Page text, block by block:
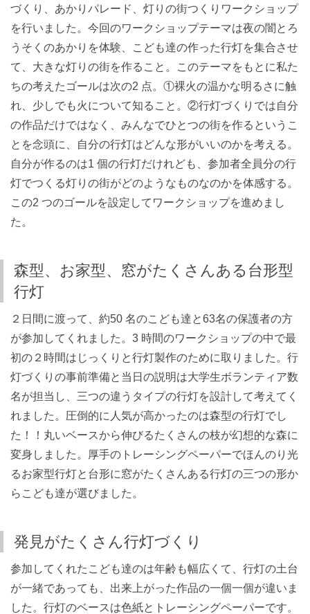
づくり、あかりパレード、灯りの街つくりワークショップ
を行いました。今回のワークショップテーマは夜の闇とろ
うそくのあかりを体験、こども達の作った行灯を集合させ
て、大きな灯りの街を作ること。このテーマをもとに私た
ちの考えたゴールは次の2 点。①裸火の温かな明るさに触
れ、少しでも火について知ること。②行灯づくりでは自分
の作品だけではなく、みんなでひとつの街を作るというこ
とを念頭に、自分の行灯はどんな形がいいのかを考える。
自分が作るのは1 個の行灯だけれども、参加者全員分の行
灯でつくる灯りの街がどのようなものなのかを体感する。
この2 つのゴールを設定してワークショップを進めまし
た。
森型、お家型、窓がたくさんある台形型
行灯
２日間に渡って、約50 名のこども達と63名の保護者の方
が参加してくれました。3 時間のワークショップの中で最
初の２時間はじっくりと行灯製作のために取りました。行
灯づくりの事前準備と当日の説明は大学生ボランティア数
名が担当し、三つの違うタイプの行灯を設計して考えてく
れました。圧倒的に人気が高かったのは森型の行灯でし
た！！丸いベースから伸びるたくさんの枝が幻想的な森に
変身しました。厚手のトレーシングペーパーでほんのり光
るお家型行灯と台形に窓がたくさんある行灯の三つの形か
らこども達が選びました。
発見がたくさん行灯づくり
参加してくれたこども達のは年齢も幅広くて、行灯の土台
が一緒であっても、出来上がった作品の一個一個が違いま
した。行灯のベースは色紙とトレーシングペーパーです。